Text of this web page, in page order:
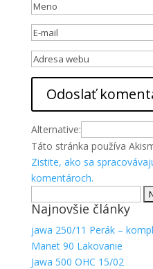
Alternative:
Táto stránka používa
Zistite, ako sa
komentároch.
Najnovšie články
jawa 250/11 Perák –
Manet 90 Lakovanie
Jawa 500 OHC 15/02